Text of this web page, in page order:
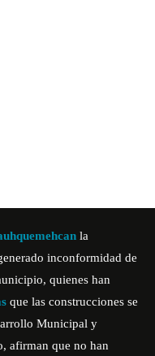
la
inconformidad de
quienes han
que las construcciones se
Municipal y
afirman que no han